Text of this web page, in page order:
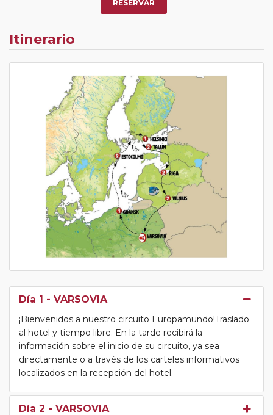
este circuito, en cualquier época del
año, ofrece a los pasajeros que ya hayan viajado con
nosotros en los últimos 3 años y que pertenezcan a
nuestro Club de Pasajeros (cuya obtención se realiza
o los que estén en luna de miel contarán con un
descuento del 5%.
RESERVAR
Itinerario
Día 1 - VARSOVIA
¡Bienvenidos a nuestro circuito Europamundo!Traslado
al hotel y tiempo libre. En la tarde recibirá la
información sobre el inicio de su circuito, ya sea
directamente o a través de los carteles informativos
localizados en la recepción del hotel.
Día 2 - VARSOVIA